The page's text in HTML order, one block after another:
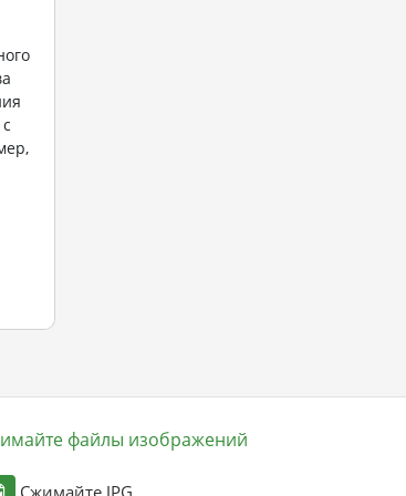
файлы изображений
Сжимайте JPG